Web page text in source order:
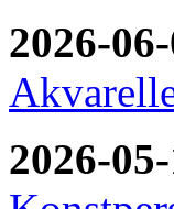
2026-
2026-